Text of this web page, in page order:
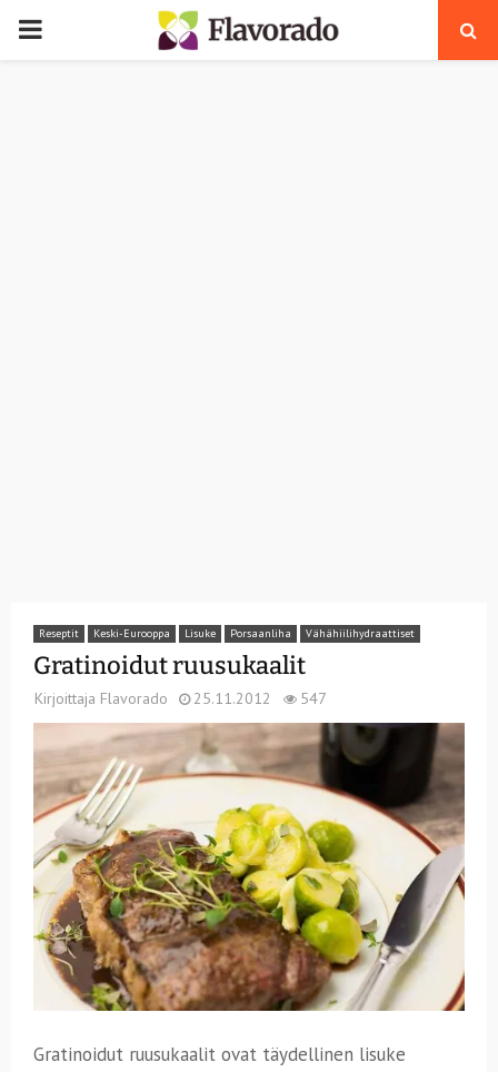
PRIMARY
Reseptit Keski-Eurooppa Lisuke Porsaanliha Vähähiilihydraattiset
Gratinoidut ruusukaalit
Kirjoittaja Flavorado 25.11.2012 547
Gratinoidut ruusukaalit ovat täydellinen lisuke